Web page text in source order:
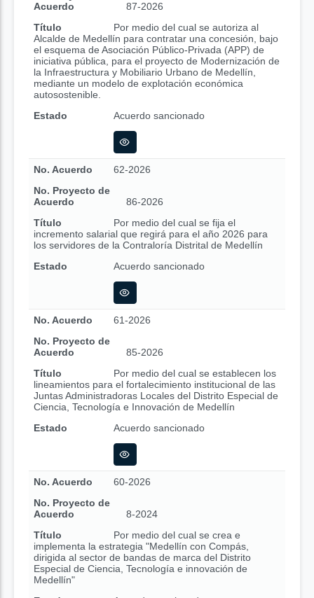
Acuerdo
87-2026
Título
Por medio del cual se autoriza al
Alcalde de Medellín para contratar una concesión, bajo
el esquema de Asociación Público-Privada (APP) de
iniciativa pública, para el proyecto de Modernización de
la Infraestructura y Mobiliario Urbano de Medellín,
mediante un modelo de explotación económica
autosostenible.
Estado
Acuerdo sancionado
No. Acuerdo
62-2026
No. Proyecto de
Acuerdo
86-2026
Título
Por medio del cual se fija el
incremento salarial que regirá para el año 2026 para
los servidores de la Contraloría Distrital de Medellín
Estado
Acuerdo sancionado
No. Acuerdo
61-2026
No. Proyecto de
Acuerdo
85-2026
Título
Por medio del cual se establecen los
lineamientos para el fortalecimiento institucional de las
Juntas Administradoras Locales del Distrito Especial de
Ciencia, Tecnología e Innovación de Medellín
Estado
Acuerdo sancionado
No. Acuerdo
60-2026
No. Proyecto de
Acuerdo
8-2024
Título
Por medio del cual se crea e
implementa la estrategia "Medellín con Compás,
dirigida al sector de bandas de marca del Distrito
Especial de Ciencia, Tecnología e innovación de
Medellín"